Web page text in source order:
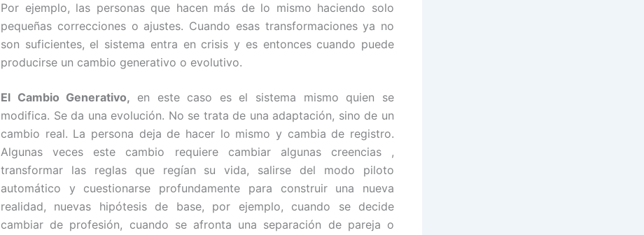
Por ejemplo, las personas que hacen más de lo mismo haciendo solo
pequeñas correcciones o ajustes. Cuando esas transformaciones ya no
son suficientes, el sistema entra en crisis y es entonces cuando puede
producirse un cambio generativo o evolutivo.
El Cambio Generativo, en este caso es el sistema mismo quien se
modifica. Se da una evolución. No se trata de una adaptación, sino de un
cambio real. La persona deja de hacer lo mismo y cambia de registro.
Algunas veces este cambio requiere cambiar algunas creencias ,
transformar las reglas que regían su vida, salirse del modo piloto
automático y cuestionarse profundamente para construir una nueva
realidad, nuevas hipótesis de base, por ejemplo, cuando se decide
cambiar de profesión, cuando se afronta una separación de pareja o